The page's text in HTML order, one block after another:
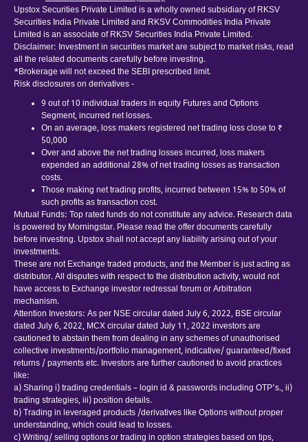
Upstox Securities Private Limited is a wholly owned subsidiary of RKSV
Securities India Private Limited and RKSV Commodities India Private
Limited is an associate of RKSV Securities India Private Limited.
Disclaimer: Investment in securities market are subject to market risks, read
all the related documents carefully before investing.
*Brokerage will not exceed the SEBI prescribed limit.
Risk disclosures on derivatives -
9 out of 10 individual traders in equity Futures and Options
Segment, incurred net losses.
On an average, loss makers registered net trading loss close to ₹
50,000
Over and above the net trading losses incurred, loss makers
expended an additional 28% of net trading losses as transaction
costs.
Those making net trading profits, incurred between 15% to 50% of
such profits as transaction cost.
Mutual Funds: Top rated funds do not constitute any advice. Research data
is powered by Morningstar. Please read the offer documents carefully
before investing. Upstox shall not accept any liability arising out of your
investments.
These are not Exchange traded products, and the Member is just acting as
distributor. All disputes with respect to the distribution activity, would not
have access to Exchange investor redressal forum or Arbitration
mechanism.
Attention Investors: As per NSE circular dated July 6, 2022, BSE circular
dated July 6, 2022, MCX circular dated July 11, 2022 investors are
cautioned to abstain them from dealing in any schemes of unauthorised
collective investments/portfolio management, indicative/ guaranteed/fixed
returns / payments etc. Investors are further cautioned to avoid practices
like:
a) Sharing i) trading credentials – login id & passwords including OTP’s., ii)
trading strategies, iii) position details.
b) Trading in leveraged products /derivatives like Options without proper
understanding, which could lead to losses.
c) Writing/ selling options or trading in option strategies based on tips,